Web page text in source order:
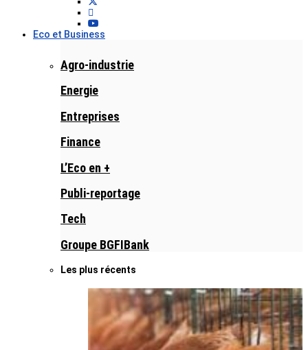
Eco et Business
Agro-industrie
Energie
Entreprises
Finance
L’Eco en +
Publi-reportage
Tech
Groupe BGFIBank
Les plus récents